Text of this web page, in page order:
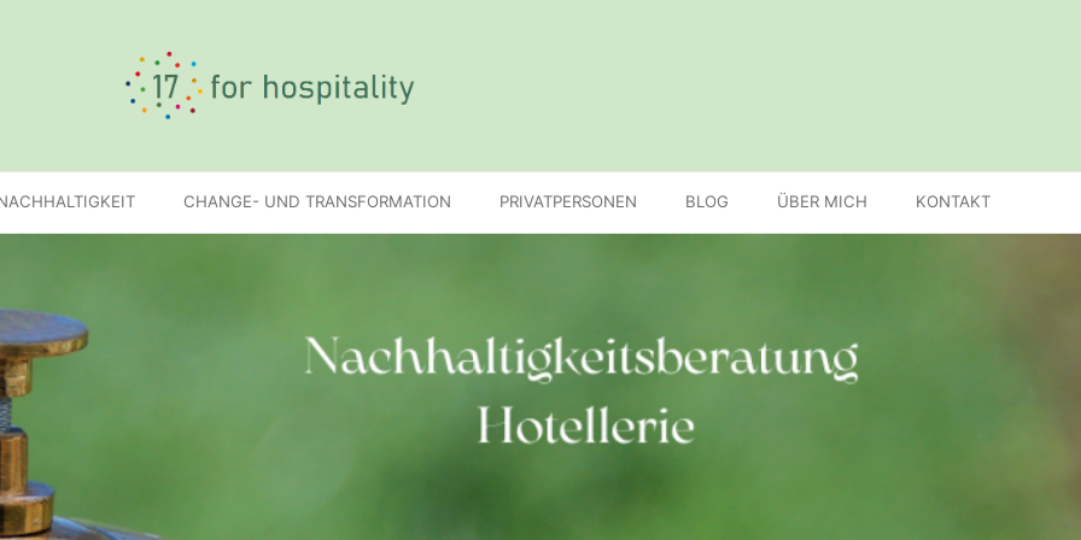
CHANGE- UND TRANSFORMATION PRIVATPERSONEN BLOG ÜBER MICH KONTAKT